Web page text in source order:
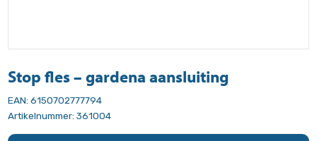
Stop fles – gardena aansluiting
EAN:6150702777794
Artikelnummer:361004